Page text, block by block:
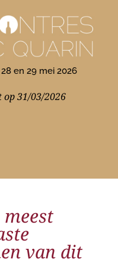
en 29 mei 2026
31/03/2026
van dit